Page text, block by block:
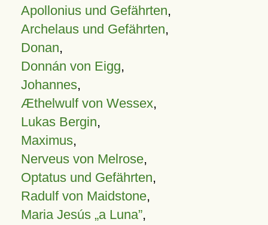
Apollonius und Gefährten,
Archelaus und Gefährten,
Donan,
Donnán von Eigg,
Johannes,
Æthelwulf von Wessex,
Lukas Bergin,
Maximus,
Nerveus von Melrose,
Optatus und Gefährten,
Radulf von Maidstone,
Maria Jesús „a Luna”,